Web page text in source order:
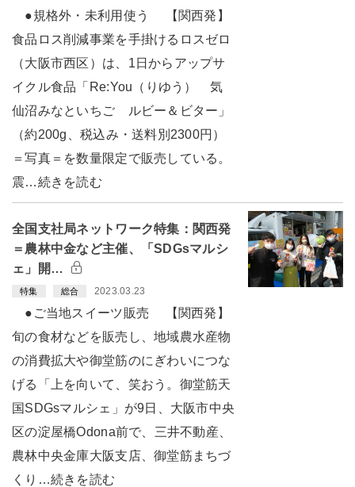
●規格外・未利用使う 【関西発】
食品ロス削減事業を手掛けるロスゼロ
（大阪市西区）は、1日からアップサ
イクル食品「Re:You（りゆう） 気
仙沼みなといちご ルビー＆ビター」
（約200g、税込み・送料別2300円）
＝写真＝を数量限定で販売している。
震…続きを読む
全国支社局ネットワーク特集：関西発
＝農林中金など主催、「SDGsマルシ
ェ」開…
特集 総合 2023.03.23
●ご当地スイーツ販売 【関西発】
旬の食材などを販売し、地域農水産物
の消費拡大や御堂筋のにぎわいにつな
げる「上を向いて、笑おう。御堂筋天
国SDGsマルシェ」が9日、大阪市中央
区の淀屋橋Odona前で、三井不動産、
農林中央金庫大阪支店、御堂筋まちづ
くり…続きを読む